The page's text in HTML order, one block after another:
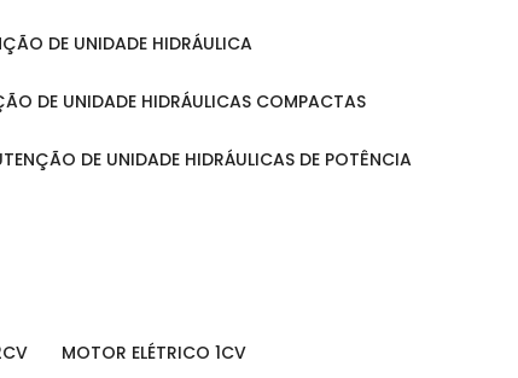
DE UNIDADE HIDRÁULICA
DE UNIDADE HIDRÁULICAS COMPACTAS
DE UNIDADE HIDRÁULICAS DE POTÊNCIA
MOTOR ELÉTRICO 1CV